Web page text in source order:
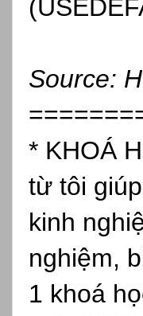
Source:
* KHOÁ
từ tôi
kinh
nghiệm,
1 khoá